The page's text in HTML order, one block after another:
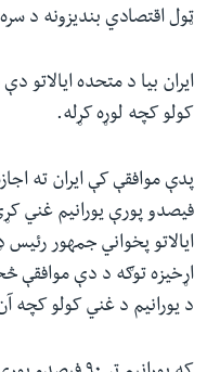
ټول اقتصادي بندیزونه د
ایران بیا د متحده ایالاتو
کولو کچه لوړه کړله.
فیصدو پورې یورانیم غني
اړخیزه توګه د دې موافقې
د یورانیم د غني کولو کچه آن تر ۶۰ فیصدو پورې